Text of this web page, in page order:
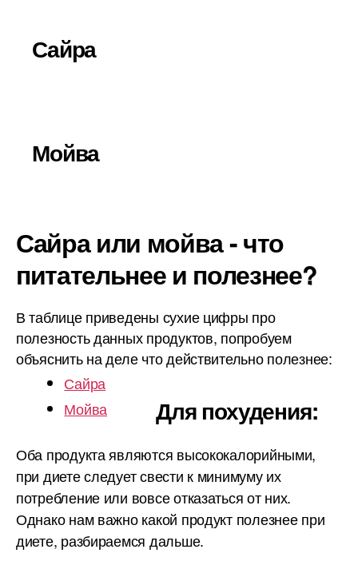
Сайра
Мойва
Сайра или мойва - что
питательнее и полезнее?
В таблице приведены сухие цифры про
полезность данных продуктов, попробуем
объяснить на деле что действительно полезнее:
Сайра
Мойва
Для похудения:
Оба продукта являются высококалорийными,
при диете следует свести к минимуму их
потребление или вовсе отказаться от них.
Однако нам важно какой продукт полезнее при
диете, разбираемся дальше.